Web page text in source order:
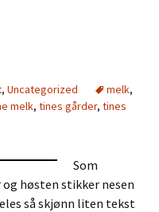
, Uncategorized melk,
melk, tines gårder, tines
Som
høsten stikker nesen
så skjønn liten tekst